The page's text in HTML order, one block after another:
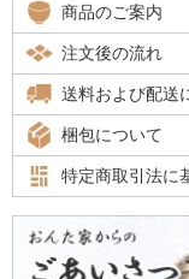
商品のご案内
注文後の流れ
送料および配送
梱包について
特定商取引法に